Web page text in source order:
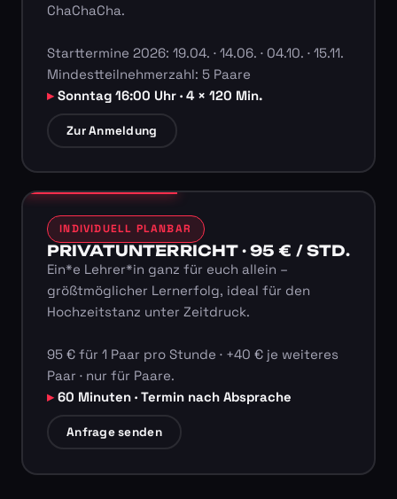
ChaChaCha.
Starttermine 2026: 19.04. · 14.06. · 04.10. · 15.11.
Mindestteilnehmerzahl: 5 Paare
Sonntag 16:00 Uhr · 4 × 120 Min.
Zur Anmeldung
INDIVIDUELL PLANBAR
PRIVATUNTERRICHT · 95 € / STD.
Ein*e Lehrer*in ganz für euch allein –
größtmöglicher Lernerfolg, ideal für den
Hochzeitstanz unter Zeitdruck.
95 € für 1 Paar pro Stunde · +40 € je weiteres
Paar · nur für Paare.
60 Minuten · Termin nach Absprache
Anfrage senden